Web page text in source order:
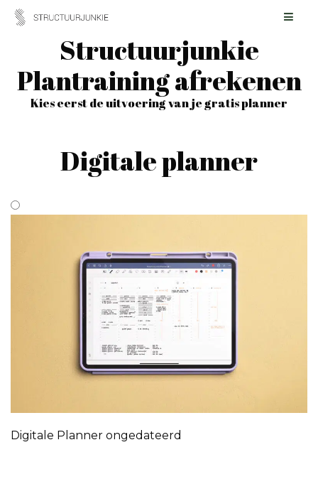
Skip
Structuurjunkie
Plantraining afrekenen
Kies eerst de uitvoering van je gratis planner
Digitale planner
Digitale Planner ongedateerd